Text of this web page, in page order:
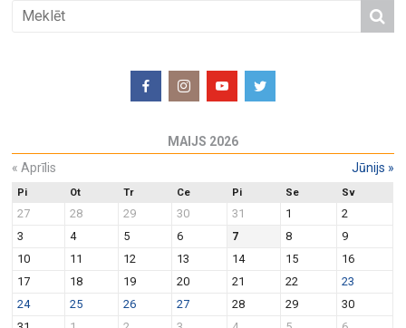
MAIJS 2026
« Aprīlis Jūnijs »
Pi Ot Tr Ce Pi Se Sv
27 28 29 30 31 1
2
3
4 5 6 7 8
9
10
11 12 13 14 15
16
17
18 19 20 21 22
23
24
25 26 27 28 29
30